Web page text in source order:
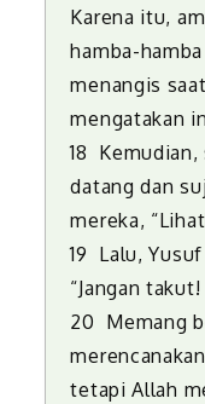
Karena itu,
hamba-
menangis
mengatakan
18 Kemudian,
datang dan
mereka,
19 Lalu,
“Jangan
20 Memang
tetapi Allah